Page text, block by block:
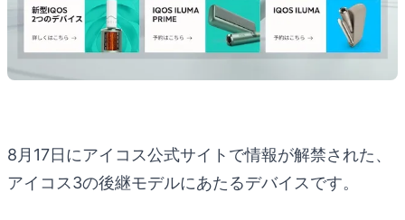
8月17日にアイコス公式サイトで情報が解禁された、
アイコス3の後継モデルにあたるデバイスです。